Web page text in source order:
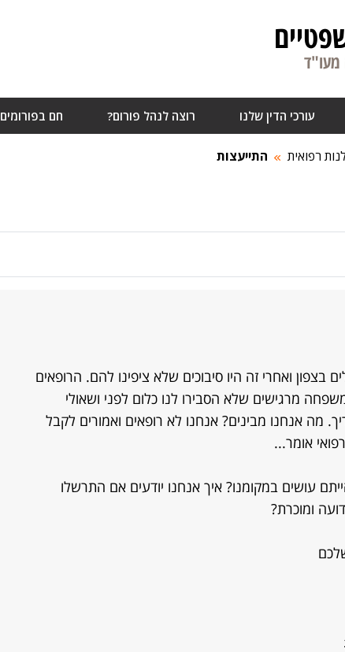
עורכי הדין שלנו רוצה לנהל פורום? חם בפורומים
רפואית התייעצות
בצפון ואחרי זה היו סיבוכים שלא ציפינו להם. הרופאים
מרגישים שלא הסבירו לנו כלום לפני ושאולי
מה אנחנו מבינים? אנחנו לא רופאים ואמורים לקבל
אומר...
עושים במקומנו? איך אנחנו יודעים אם התרשלו
ומוכרת?